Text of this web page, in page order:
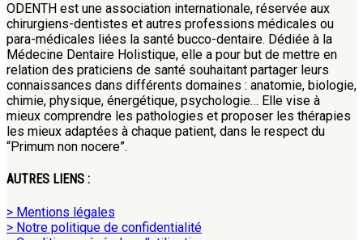
ODENTH est une association internationale, réservée aux
chirurgiens-dentistes et autres professions médicales ou
para-médicales liées la santé bucco-dentaire. Dédiée à la
Médecine Dentaire Holistique, elle a pour but de mettre en
relation des praticiens de santé souhaitant partager leurs
connaissances dans différents domaines : anatomie, biologie,
chimie, physique, énergétique, psychologie… Elle vise à
mieux comprendre les pathologies et proposer les thérapies
les mieux adaptées à chaque patient, dans le respect du
“Primum non nocere”.
AUTRES LIENS :
> Mentions légales
> Notre politique de confidentialité